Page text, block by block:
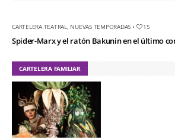
CARTELERA TEATRAL NUEVAS TEMPORADAS • 15
Spider-Marx y el ratón Bakunin en el último
CARTELERA FAMILIAR